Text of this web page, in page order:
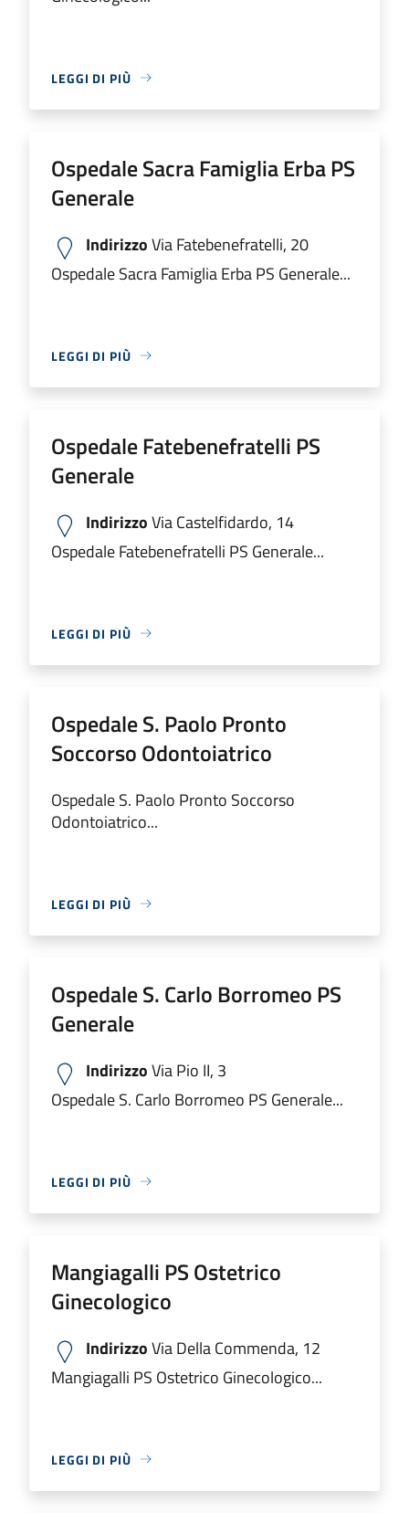
LEGGI DI PIÙ
Ospedale Sacra Famiglia Erba PS
Generale
IndirizzoVia Fatebenefratelli, 20
Ospedale Sacra Famiglia Erba PS Generale...
LEGGI DI PIÙ
Ospedale Fatebenefratelli PS
Generale
IndirizzoVia Castelfidardo, 14
Ospedale Fatebenefratelli PS Generale...
LEGGI DI PIÙ
Ospedale S. Paolo Pronto
Soccorso Odontoiatrico
Ospedale S. Paolo Pronto Soccorso
Odontoiatrico...
LEGGI DI PIÙ
Ospedale S. Carlo Borromeo PS
Generale
IndirizzoVia Pio II, 3
Ospedale S. Carlo Borromeo PS Generale...
LEGGI DI PIÙ
Mangiagalli PS Ostetrico
Ginecologico
IndirizzoVia Della Commenda, 12
Mangiagalli PS Ostetrico Ginecologico...
LEGGI DI PIÙ